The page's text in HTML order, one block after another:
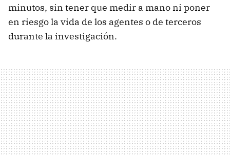
minutos, sin tener que medir a mano ni poner
en riesgo la vida de los agentes o de terceros
durante la investigación.